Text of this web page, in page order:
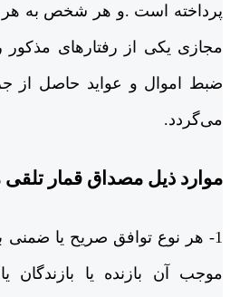
پرداخته است .و هر شخص به هر
مجازی یکی از رفتارهای مذکور
ضبط اموال و عواید حاصل از
می‌گردد.
موارد ذیل مصداق قمار
1- هر نوع توافق صریح یا
موجب آن بازنده یا